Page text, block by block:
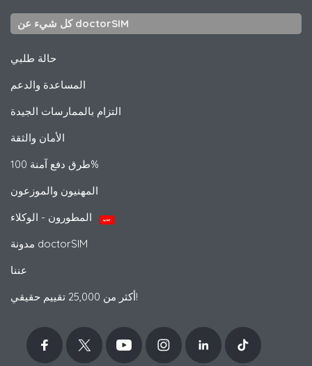
كل شيء عن doctorSIM
حالة طلبي
المساعدة والدعم
التزام بالممارسات الجيدة
الأمان والثقة
طرق دفع آمنة 100%
المهنيون والموزعون
جديد
مدونة doctorSIM
عننا
أكثر من 25,000 تقييم حقيقي!